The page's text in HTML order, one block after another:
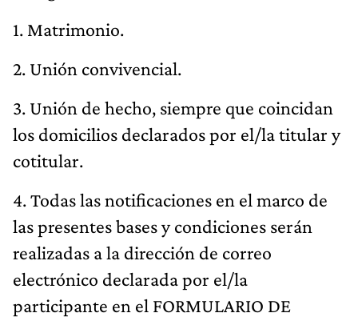
1. Matrimonio.
2. Unión convivencial.
3. Unión de hecho, siempre que coincidan
los domicilios declarados por el/la titular y
cotitular.
4. Todas las notificaciones en el marco de
las presentes bases y condiciones serán
realizadas a la dirección de correo
electrónico declarada por el/la
participante en el FORMULARIO DE